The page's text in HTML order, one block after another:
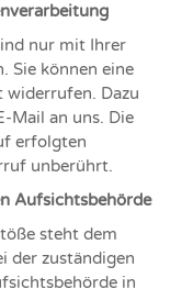
nur mit Ihrer
Sie können eine
Dazu
Mail an uns. Die
erfolgten
unberührt.
Aufsichtsbehörde
steht dem
der zuständigen
in